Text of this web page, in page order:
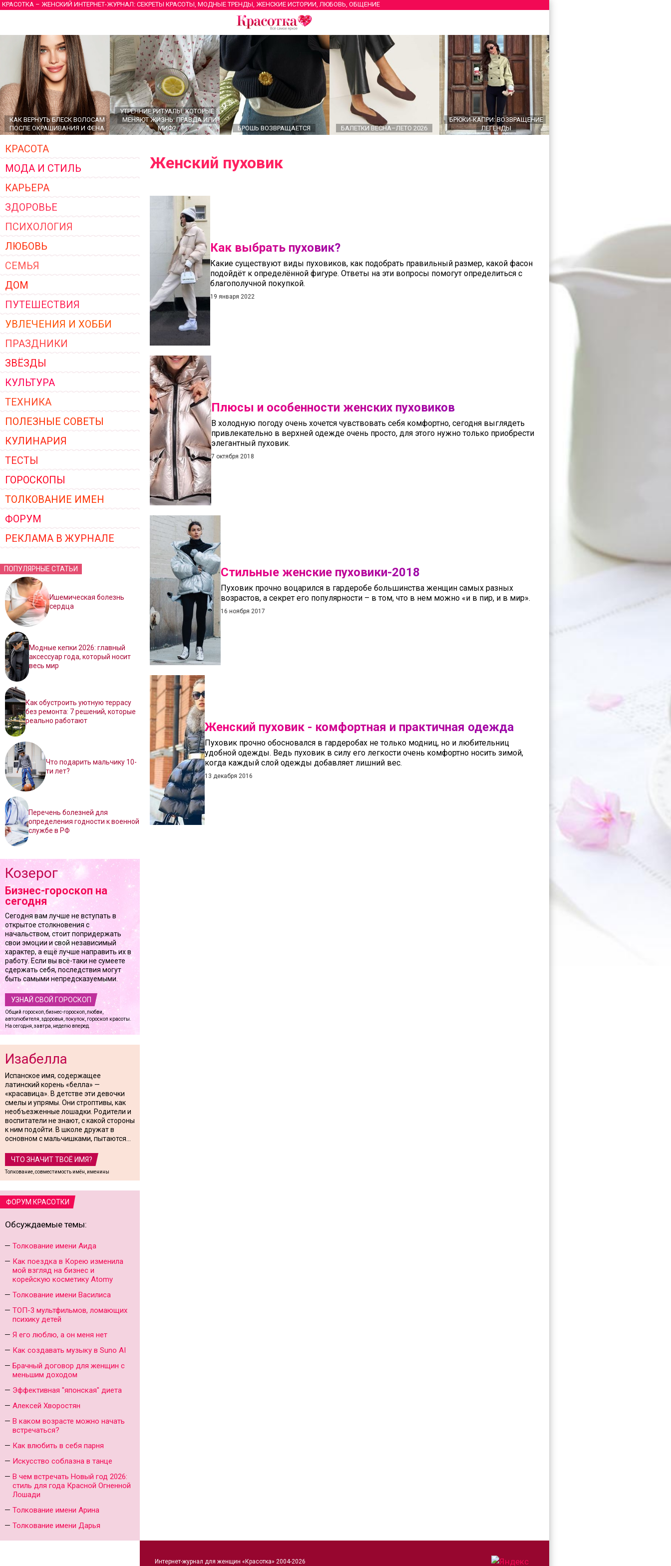
КРАСОТКА – ЖЕНСКИЙ ИНТЕРНЕТ-ЖУРНАЛ: СЕКРЕТЫ КРАСОТЫ, МОДНЫЕ ТРЕНДЫ, ЖЕНСКИЕ ИСТОРИИ, ЛЮБОВЬ, ОБЩЕНИЕ
КАК ВЕРНУТЬ БЛЕСК ВОЛОСАМ
ПОСЛЕ ОКРАШИВАНИЯ И ФЕНА
УТРЕННИЕ РИТУАЛЫ, КОТОРЫЕ
МЕНЯЮТ ЖИЗНЬ: ПРАВДА ИЛИ
МИФ?
БРОШЬ ВОЗВРАЩАЕТСЯ БАЛЕТКИ ВЕСНА–ЛЕТО 2026
БРЮКИ-КАПРИ: ВОЗВРАЩЕНИЕ
ЛЕГЕНДЫ
ГЛАВНЫЕ ТРЕНДЫ ВЕРХНЕЙ
ЖЕНСКОЙ ОДЕЖДЫ 2026
КРАСОТА
МОДА И СТИЛЬ
КАРЬЕРА
ЗДОРОВЬЕ
ПСИХОЛОГИЯ
ЛЮБОВЬ
СЕМЬЯ
ДОМ
ПУТЕШЕСТВИЯ
УВЛЕЧЕНИЯ И ХОББИ
ПРАЗДНИКИ
ЗВЁЗДЫ
КУЛЬТУРА
ТЕХНИКА
ПОЛЕЗНЫЕ СОВЕТЫ
КУЛИНАРИЯ
ТЕСТЫ
ГОРОСКОПЫ
ТОЛКОВАНИЕ ИМЕН
ФОРУМ
РЕКЛАМА В ЖУРНАЛЕ
ПОПУЛЯРНЫЕ СТАТЬИ
Ишемическая болезнь
сердца
Модные кепки 2026: главный
аксессуар года, который носит
весь мир
Как обустроить уютную террасу
без ремонта: 7 решений, которые
реально работают
Что подарить мальчику 10-
ти лет?
Перечень болезней для
определения годности к военной
службе в РФ
Козерог
Бизнес-гороскоп на
сегодня
Сегодня вам лучше не вступать в
открытое столкновения с
начальством, стоит попридержать
свои эмоции и свой независимый
характер, а ещё лучше направить их в
работу. Если вы всё-таки не сумеете
сдержать себя, последствия могут
быть самыми непредсказуемыми.
УЗНАЙ СВОЙ ГОРОСКОП
Общий гороскоп, бизнес-гороскоп, любви,
автолюбителя, здоровья, покупок, гороскоп красоты.
На сегодня, завтра, неделю вперед.
Изабелла
Испанское имя, содержащее
латинский корень «белла» —
«красавица». В детстве эти девочки
смелы и упрямы. Они строптивы, как
необъезженные лошадки. Родители и
воспитатели не знают, с какой стороны
к ним подойти. В школе дружат в
основном с мальчишками, пытаются...
ЧТО ЗНАЧИТ ТВОЁ ИМЯ?
Толкование, совместимость имён, именины
ФОРУМ КРАСОТКИ
Обсуждаемые темы:
Толкование имени Аида
Как поездка в Корею изменила
мой взгляд на бизнес и
корейскую косметику Atomy
Толкование имени Василиса
ТОП-3 мультфильмов, ломающих
психику детей
Я его люблю, а он меня нет
Как создавать музыку в Suno AI
Брачный договор для женщин с
меньшим доходом
Эффективная "японская" диета
Алексей Хворостян
В каком возрасте можно начать
встречаться?
Как влюбить в себя парня
Искусство соблазна в танце
В чем встречать Новый год 2026:
стиль для года Красной Огненной
Лошади
Толкование имени Арина
Толкование имени Дарья
Женский пуховик
Как выбрать пуховик?
Какие существуют виды пуховиков, как подобрать правильный размер, какой фасон
подойдёт к определённой фигуре. Ответы на эти вопросы помогут определиться с
благополучной покупкой.
19 января 2022
Плюсы и особенности женских пуховиков
В холодную погоду очень хочется чувствовать себя комфортно, сегодня выглядеть
привлекательно в верхней одежде очень просто, для этого нужно только приобрести
элегантный пуховик.
7 октября 2018
Стильные женские пуховики-2018
Пуховик прочно воцарился в гардеробе большинства женщин самых разных
возрастов, а секрет его популярности – в том, что в нем можно «и в пир, и в мир».
16 ноября 2017
Женский пуховик - комфортная и практичная одежда
Пуховик прочно обосновался в гардеробах не только модниц, но и любительниц
удобной одежды. Ведь пуховик в силу его легкости очень комфортно носить зимой,
когда каждый слой одежды добавляет лишний вес.
13 декабря 2016
Интернет-журнал для женщин «Красотка» 2004-2026